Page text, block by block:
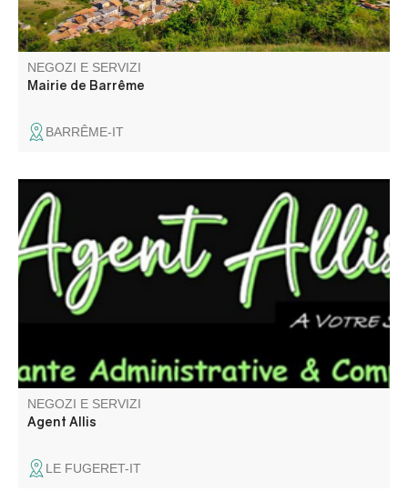
NEGOZI E SERVIZI
Mairie de Barrême
BARRÊME-IT
Assistante administrative & comptable, expérimentée
depuis + de 25 ans, je vous propose mes services aux
particuliers comme aux professionnels.
NEGOZI E SERVIZI
Agent Allis
LE FUGERET-IT